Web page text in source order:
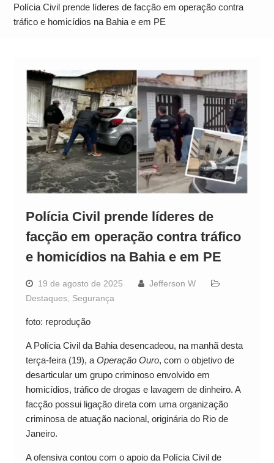
Operação Ágio: Ação policial na Bahia prende 14
suspeitos e mira rede ligada a ‘Zói de Gato’, do
Polícia Civil prende líderes de facção em operação contra
tráfico e homicídios na Bahia e em PE
Polícia Civil prende líderes de
facção em operação contra tráfico
e homicídios na Bahia e em PE
19 de agosto de 2025
Jefferson W
Destaques, Segurança
foto: reprodução
A Polícia Civil da Bahia desencadeou, na manhã desta
terça-feira (19), a Operação Ouro, com o objetivo de
desarticular um grupo criminoso envolvido em
homicídios, tráfico de drogas e lavagem de dinheiro. A
facção possui ligação direta com uma organização
criminosa de atuação nacional, originária do Rio de
Janeiro.
A ofensiva contou com o apoio da Polícia Civil de